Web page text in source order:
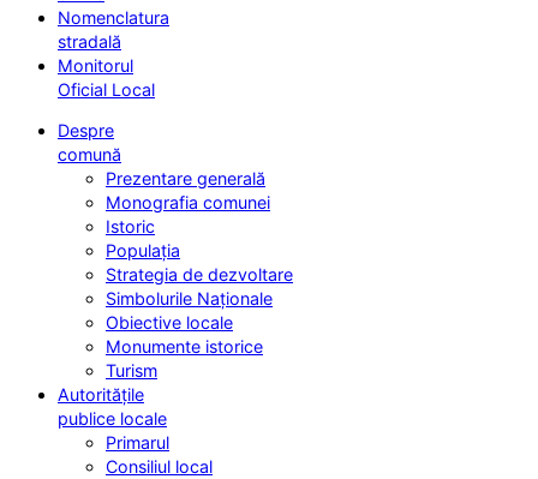
Nomenclatura
stradală
Monitorul
Oficial Local
Despre
comună
Prezentare generală
Monografia comunei
Istoric
Populația
Strategia de dezvoltare
Simbolurile Naționale
Obiective locale
Monumente istorice
Turism
Autoritățile
publice locale
Primarul
Consiliul local